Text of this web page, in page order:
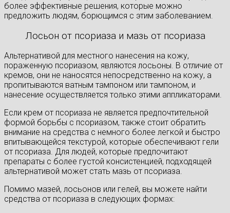
более эффективные решения, которые можно
предложить людям, борющимся с этим заболеванием.
Лосьон от псориаза и мазь от псориаза
Альтернативой для местного нанесения на кожу,
пораженную псориазом, являются лосьоны. В отличие от
кремов, они не наносятся непосредственно на кожу, а
пропитываются ватным тампоном или тампоном, и
нанесение осуществляется только этими аппликаторами.
Если крем от псориаза не является предпочтительной
формой борьбы с псориазом, также стоит обратить
внимание на средства с немного более легкой и быстро
впитывающейся текстурой, которые обеспечивают гели
от псориаза. Для людей, которые предпочитают
препараты с более густой консистенцией, подходящей
альтернативой может стать мазь от псориаза.
Помимо мазей, лосьонов или гелей, вы можете найти
средства от псориаза в следующих формах: